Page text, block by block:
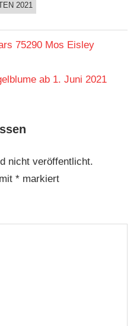
2021
75290 Mos Eisley
ab 1. Juni 2021
nicht veröffentlicht.
* markiert